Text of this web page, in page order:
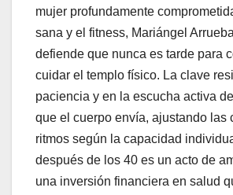
mujer profundamente
sana y el fitness, Mariángel
defiende que nunca es tarde para
cuidar el templo físico. La clave
paciencia y en la escucha activa
que el cuerpo envía, ajustando las
ritmos según la capacidad
después de los 40 es un acto de
una inversión financiera en salud